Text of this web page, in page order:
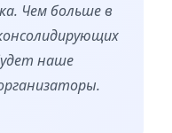
Чем больше в
наше